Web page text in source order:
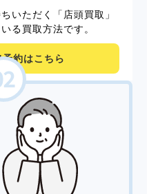
いただく「店頭買取」
る買取方法です。
予約はこちら